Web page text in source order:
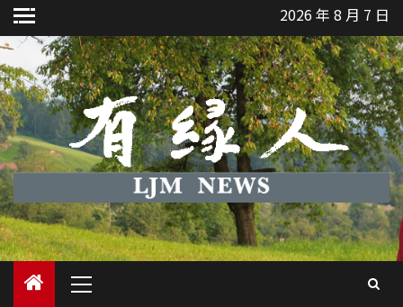
Skip
to
content
2026 年 8 月 7 日
Menu